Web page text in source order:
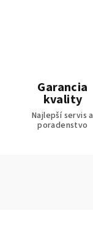
Garancia
kvality
Najlepší servis a
poradenstvo